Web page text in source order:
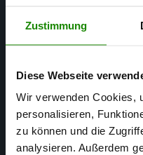
Zustimmung
Diese Webseite
Wir verwenden Cookies,
personalisieren,
zu können und die
analysieren. Außerdem